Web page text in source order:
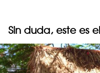
Sin duda, este es